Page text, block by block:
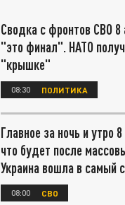
Сводка с фронтов СВО 8
"это финал". НАТО
"крышке"
08:30 ПОЛИТИКА
Главное за ночь и утро
что будет после
Украина вошла в самый
08:00 СВО